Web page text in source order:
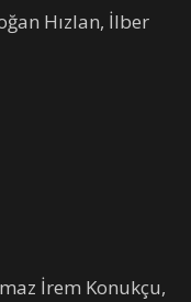
Hızlan, İlber
İrem Konukçu,